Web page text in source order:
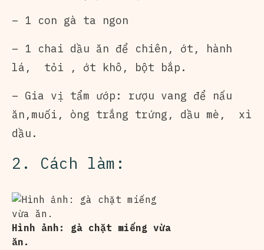
– 1 con gà ta ngon
– 1 chai dầu ăn để chiên, ớt, hành
lá, tỏi , ớt khô, bột bắp.
– Gia vị tẩm ướp: rượu vang để nấu
ăn,muối, òng trắng trứng, dầu mè, xì
dầu.
2. Cách làm:
Hình ảnh: gà chặt miếng vừa
ăn.